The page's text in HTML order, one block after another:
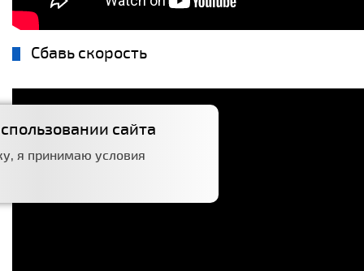
Сбавь скорость
сайта
я принимаю условия